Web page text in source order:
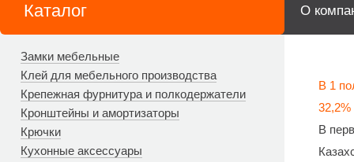
Каталог О
Замки мебельные
Клей для мебельного производства
Крепежная фурнитура и полкодержатели
Кронштейны и амортизаторы
Крючки
Кухонные аксессуары
В 1
32,2%
В